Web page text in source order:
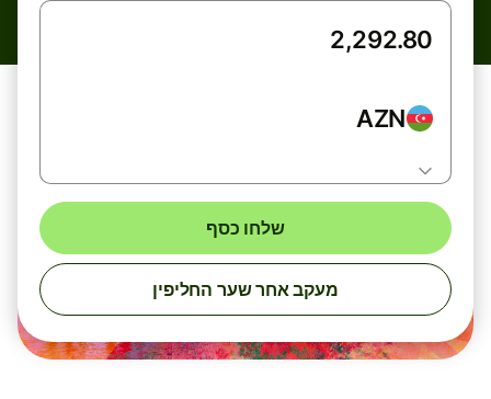
AZN
שלחו כסף
מעקב אחר שער החליפין